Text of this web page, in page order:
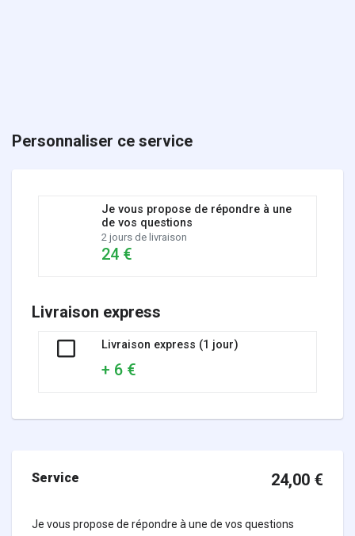
Personnaliser ce service
Je vous propose de répondre à une
de vos questions
2 jours de livraison
24 €
Livraison express
Livraison express (1 jour)
+ 6 €
Service 24,00 €
Je vous propose de répondre à une de vos questions